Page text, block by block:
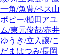
一角/魚豊/ペス山
ポピー/樋田アユ
ム/東元俊哉/赤井
ゆうき/立入譲/こ
だまはつみ/長岡